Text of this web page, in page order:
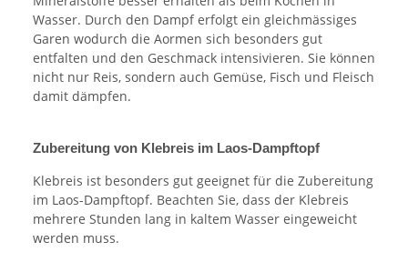
Wasser. Durch den Dampf erfolgt ein gleichmässiges
Garen wodurch die Aormen sich besonders gut
entfalten und den Geschmack intensivieren. Sie können
nicht nur Reis, sondern auch Gemüse, Fisch und Fleisch
damit dämpfen.
Zubereitung von Klebreis im Laos-Dampftopf
Klebreis ist besonders gut geeignet für die Zubereitung
im Laos-Dampftopf. Beachten Sie, dass der Klebreis
mehrere Stunden lang in kaltem Wasser eingeweicht
werden muss.